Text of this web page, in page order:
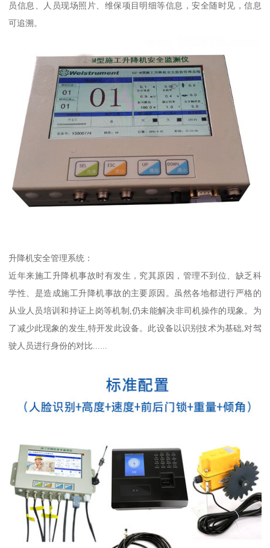
员信息、人员现场照片、维保项目明细等信息，安全随时见，信息
可追溯。
升降机安全管理系统：
近年来施工升降机事故时有发生，究其原因，管理不到位、缺乏科
学性、是造成施工升降机事故的主要原因。虽然各地都进行严格的
从业人员培训和持证上岗等机制,仍未能解决非司机操作的现象。为
了减少此现象的发生,特开发此设备。此设备以识别技术为基础,对驾
驶人员进行身份的对比......